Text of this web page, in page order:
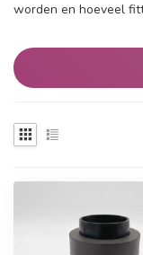
worden en hoeveel